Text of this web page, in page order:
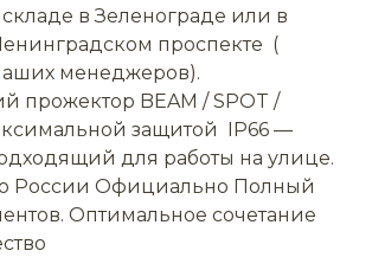
в Зеленограде или в
проспекте (
менеджеров).
прожектор BEAM / SPOT /
защитой IP66 —
для работы на улице.
России Официально Полный
Оптимальное сочетание